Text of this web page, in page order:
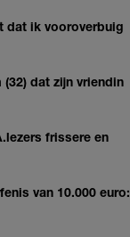
dat ik vooroverbuig
dat zijn vriendin
frissere en
van 10.000 euro: